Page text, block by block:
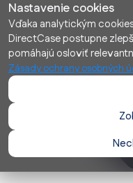
Nastavenie cookies
Vďaka analytickým
DirectCase postupne
pomáhajú osloviť
Zásady ochrany osobných